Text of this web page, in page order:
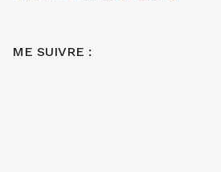
ME SUIVRE :